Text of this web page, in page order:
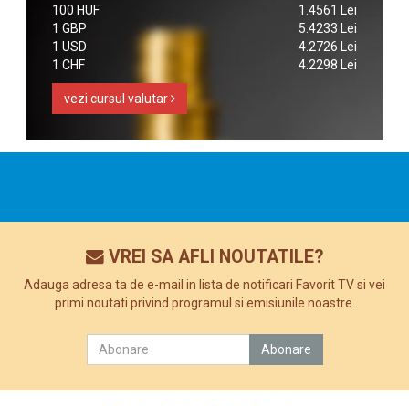
100 HUF
1.4561 Lei
1 GBP
5.4233 Lei
1 USD
4.2726 Lei
1 CHF
4.2298 Lei
vezi cursul valutar
VREI SA AFLI NOUTATILE?
Adauga adresa ta de e-mail in lista de notificari Favorit TV si vei
primi noutati privind programul si emisiunile noastre.